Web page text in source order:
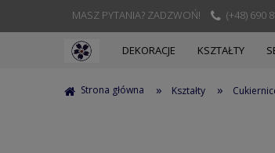
MASZ PYTANIA? ZADZWOŃ! (+48) 690
DEKORACJE KSZTAŁTY
Strona główna » Kształty »